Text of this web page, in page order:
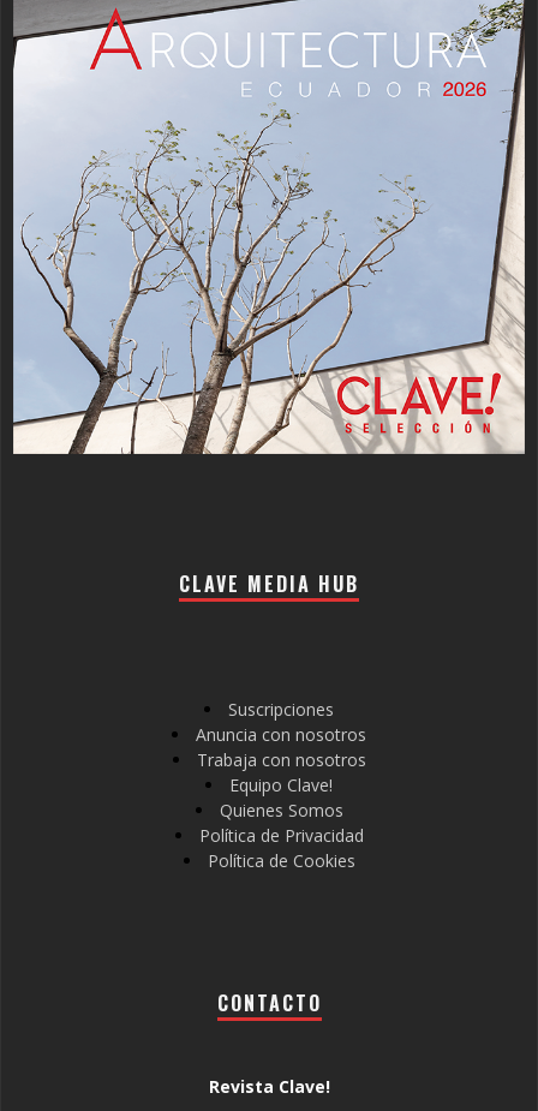
CLAVE MEDIA HUB
Suscripciones
Anuncia con nosotros
Trabaja con nosotros
Equipo Clave!
Quienes Somos
Política de Privacidad
Política de Cookies
CONTACTO
Revista Clave!